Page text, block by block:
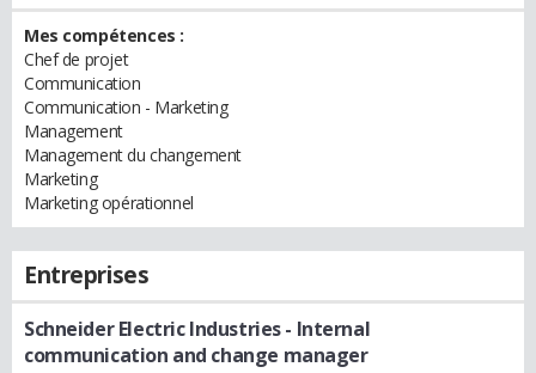
Mes compétences :
Chef de projet
Communication
Communication - Marketing
Management
Management du changement
Marketing
Marketing opérationnel
Entreprises
Schneider Electric Industries- Internal
communication and change manager